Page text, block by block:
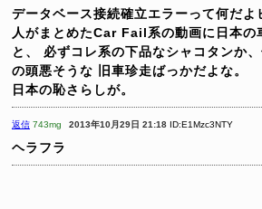
データベース接続確立エラーって何だよ
人がまとめたCar Fail系の動画に日本の
と、
必ずコレ系の下品なシャコタンか
の頭悪そうな 旧車珍走ばっかだよな。
日本の恥さらしが。
返信 743mg 2013年10月29日 21:18 ID:E1Mzc3NTY
ヘラフラ